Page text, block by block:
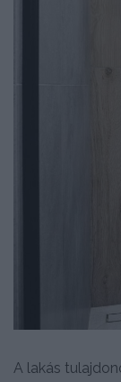
A lakás